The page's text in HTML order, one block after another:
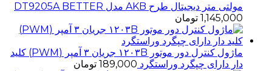
مولتی متر دیجیتال طرح AKB مدل DT9205A BETTER
1,145,000 تومان
ماژول کنترل دور موتور ۱۲۰۳B جریان ۳ آمپر (PWM) کلید
دار دارای چپگرد وراستگرد 189,000 تومان